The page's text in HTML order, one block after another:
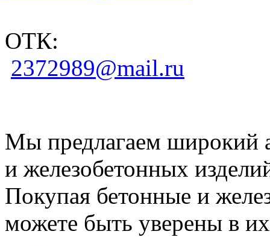
ОТК:
2372989@mail.ru
Мы предлагаем широкий
и железобетонных
Покупая бетонные и
можете быть уверены в их